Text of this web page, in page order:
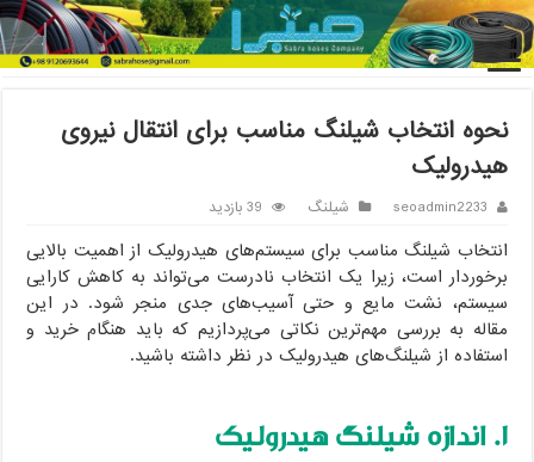
خانه / شیلنگ / نحوه انتخاب شیلنگ مناسب برای انتقال نیروی
هیدرولیک
نحوه انتخاب شیلنگ مناسب برای انتقال نیروی
هیدرولیک
seoadmin2233 شیلنگ 39 بازدید
انتخاب شیلنگ مناسب برای سیستم‌های هیدرولیک از اهمیت بالایی
برخوردار است، زیرا یک انتخاب نادرست می‌تواند به کاهش کارایی
سیستم، نشت مایع و حتی آسیب‌های جدی منجر شود. در این
مقاله به بررسی مهم‌ترین نکاتی می‌پردازیم که باید هنگام خرید و
استفاده از شیلنگ‌های هیدرولیک در نظر داشته باشید.
۱. اندازه شیلنگ هیدرولیک